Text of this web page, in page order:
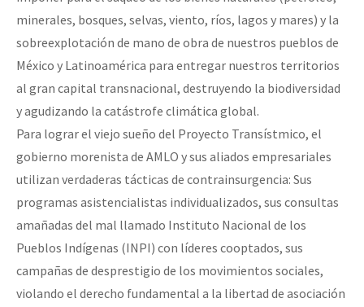
minerales, bosques, selvas, viento, ríos, lagos y mares) y la
sobreexplotación de mano de obra de nuestros pueblos de
México y Latinoamérica para entregar nuestros territorios
al gran capital transnacional, destruyendo la biodiversidad
y agudizando la catástrofe climática global.
Para lograr el viejo sueño del Proyecto Transístmico, el
gobierno morenista de AMLO y sus aliados empresariales
utilizan verdaderas tácticas de contrainsurgencia: Sus
programas asistencialistas individualizados, sus consultas
amañadas del mal llamado Instituto Nacional de los
Pueblos Indígenas (INPI) con líderes cooptados, sus
campañas de desprestigio de los movimientos sociales,
violando el derecho fundamental a la libertad de asociación